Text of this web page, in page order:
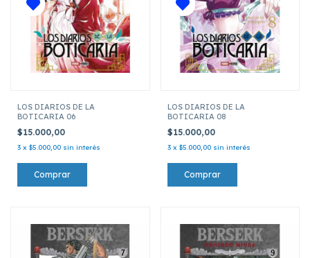
LOS DIARIOS DE LA
BOTICARIA 06
$15.000,00
3 x $5.000,00 sin interés
LOS DIARIOS DE LA
BOTICARIA 08
$15.000,00
3 x $5.000,00 sin interés